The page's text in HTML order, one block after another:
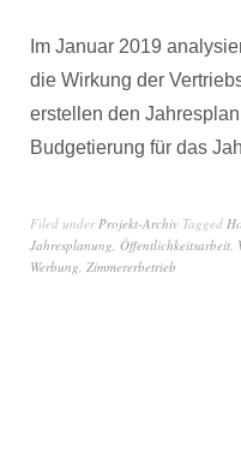
Im Januar 2019
die Wirkung der
erstellen den
Budgetierung für das
Filed underProjekt-Archiv Tagged
Jahresplanung, Öffentlichkeitsarbeit,
Werbung, Zimmererbetrieb